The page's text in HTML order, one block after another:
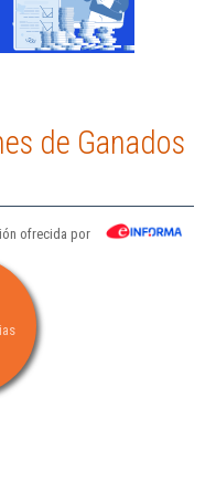
de Ganados
ofrecida por